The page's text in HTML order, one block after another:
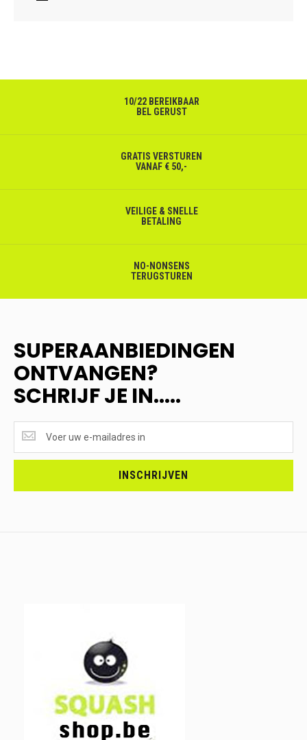
10/22 BEREIKBAAR
BEL GERUST
GRATIS VERSTUREN
VANAF € 50,-
VEILIGE & SNELLE
BETALING
NO-NONSENS
TERUGSTUREN
SUPERAANBIEDINGEN
ONTVANGEN?
SCHRIJF JE IN.....
ONTVANGEN?
<br>SCHRIJF
INSCHRIJVEN